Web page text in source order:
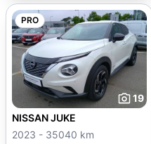
PRO
19
NISSAN JUKE
2023 - 35040 km